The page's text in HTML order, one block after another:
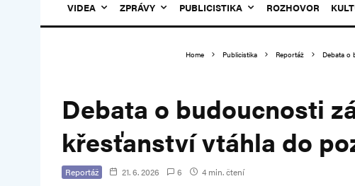
VIDEA ZPRÁVY PUBLICISTIKA ROZHOVOR
Home Publicistika Reportáž Debata o
Debata o budoucnosti
křesťanství vtáhla do
Reportáž 21. 6. 2026 6 4 min. čtení